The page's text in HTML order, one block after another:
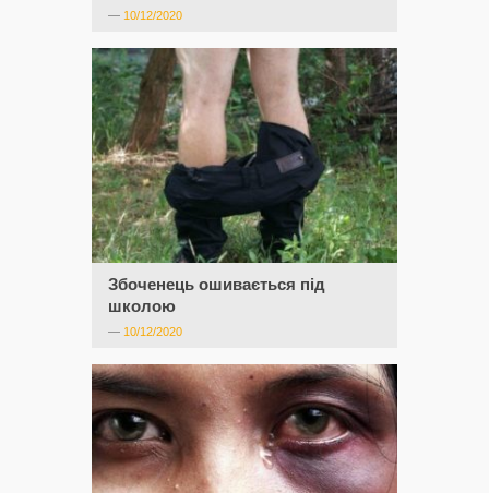
— 10/12/2020
Збоченець ошивається під
школою
— 10/12/2020